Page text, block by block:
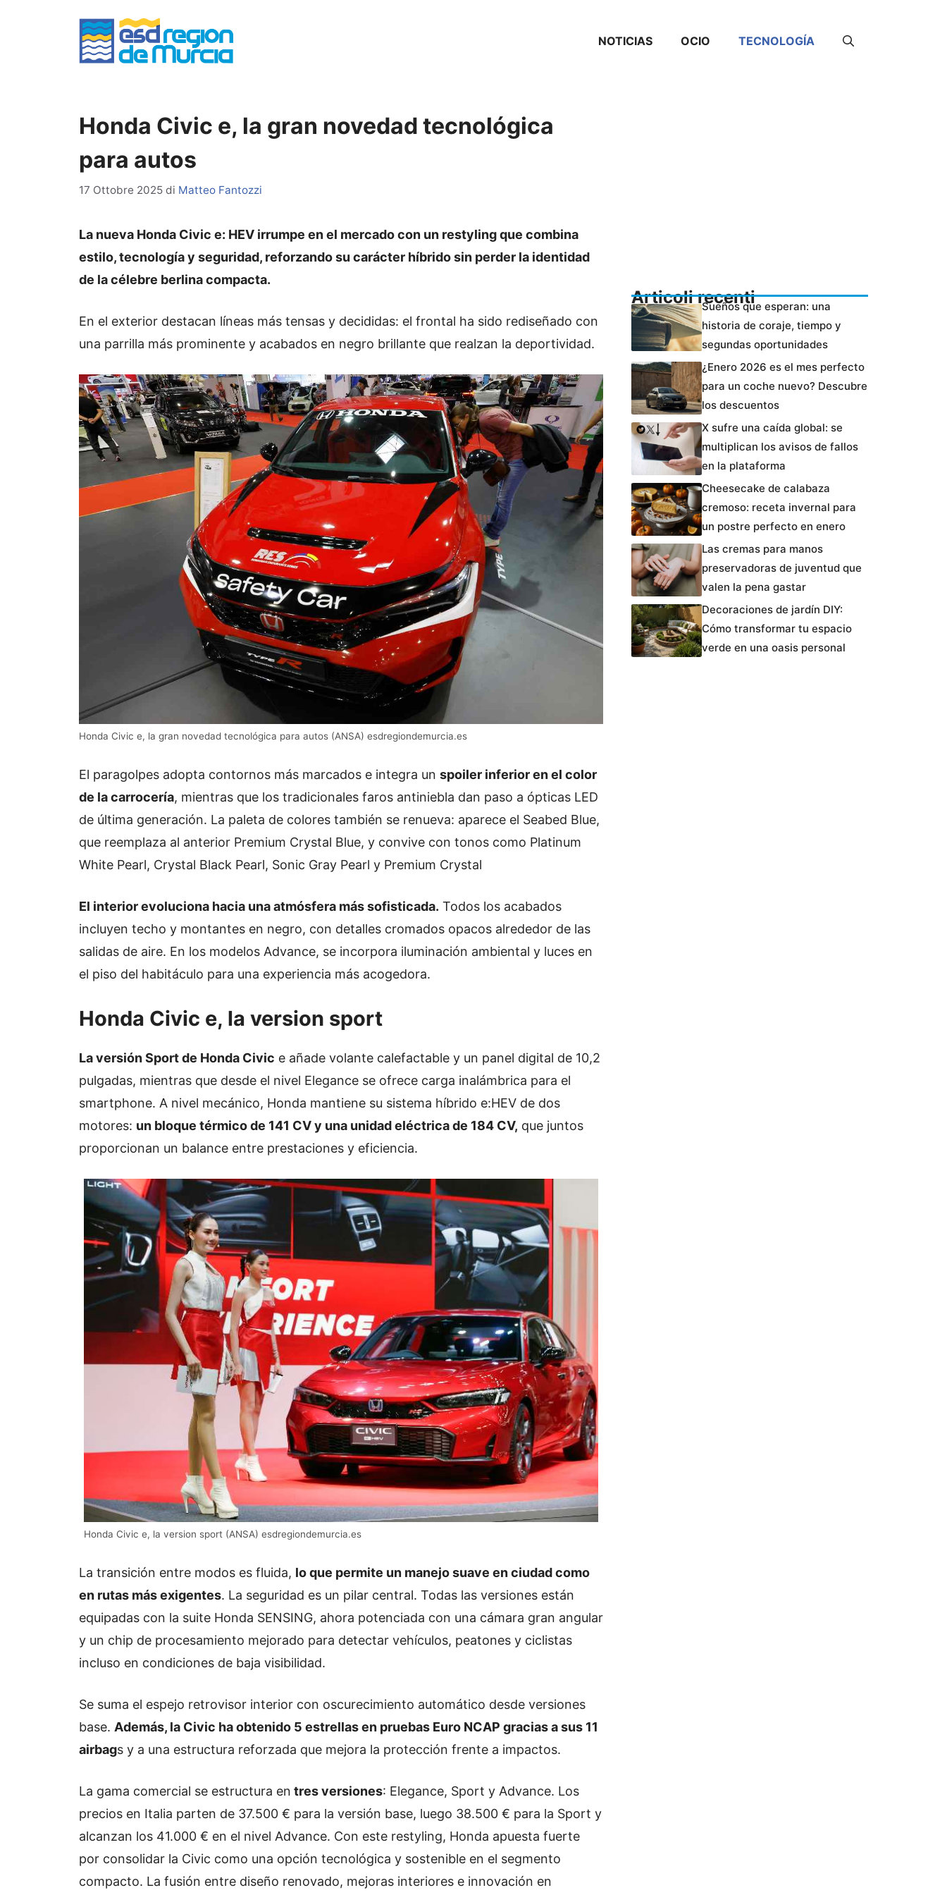
NOTICIAS OCIO TECNOLOGÍA
Honda Civic e, la gran novedad tecnológica
para autos
17 Ottobre 2025 di Matteo Fantozzi
La nueva Honda Civic e: HEV irrumpe en el mercado con un restyling que combina
estilo, tecnología y seguridad, reforzando su carácter híbrido sin perder la identidad
de la célebre berlina compacta.
En el exterior destacan líneas más tensas y decididas: el frontal ha sido rediseñado con
una parrilla más prominente y acabados en negro brillante que realzan la deportividad.
Honda Civic e, la gran novedad tecnológica para autos (ANSA) esdregiondemurcia.es
El paragolpes adopta contornos más marcados e integra un spoiler inferior en el color
de la carrocería, mientras que los tradicionales faros antiniebla dan paso a ópticas LED
de última generación. La paleta de colores también se renueva: aparece el Seabed Blue,
que reemplaza al anterior Premium Crystal Blue, y convive con tonos como Platinum
White Pearl, Crystal Black Pearl, Sonic Gray Pearl y Premium Crystal
El interior evoluciona hacia una atmósfera más sofisticada. Todos los acabados
incluyen techo y montantes en negro, con detalles cromados opacos alrededor de las
salidas de aire. En los modelos Advance, se incorpora iluminación ambiental y luces en
el piso del habitáculo para una experiencia más acogedora.
Honda Civic e, la version sport
La versión Sport de Honda Civic e añade volante calefactable y un panel digital de 10,2
pulgadas, mientras que desde el nivel Elegance se ofrece carga inalámbrica para el
smartphone. A nivel mecánico, Honda mantiene su sistema híbrido e:HEV de dos
motores: un bloque térmico de 141 CV y una unidad eléctrica de 184 CV, que juntos
proporcionan un balance entre prestaciones y eficiencia.
Honda Civic e, la version sport (ANSA) esdregiondemurcia.es
La transición entre modos es fluida, lo que permite un manejo suave en ciudad como
en rutas más exigentes. La seguridad es un pilar central. Todas las versiones están
equipadas con la suite Honda SENSING, ahora potenciada con una cámara gran angular
y un chip de procesamiento mejorado para detectar vehículos, peatones y ciclistas
incluso en condiciones de baja visibilidad.
Se suma el espe­j­o retrovisor interior con oscurecimiento automático desde versiones
base. Además, la Civic ha obtenido 5 estrellas en pruebas Euro NCAP gracias a sus 11
airbags y a una estructura reforzada que mejora la protección frente a impactos.
La gama comercial se estructura en tres versiones: Elegance, Sport y Advance. Los
precios en Italia parten de 37.500 € para la versión base, luego 38.500 € para la Sport y
alcanzan los 41.000 € en el nivel Advance. Con este restyling, Honda apuesta fuerte
por consolidar la Civic como una opción tecnológica y sostenible en el segmento
compacto. La fusión entre diseño renovado, mejoras interiores e innovación en
Articoli recentiSueños que esperan: una
historia de coraje, tiempo y
segundas oportunidades
¿Enero 2026 es el mes perfecto
para un coche nuevo? Descubre
los descuentos
X sufre una caída global: se
multiplican los avisos de fallos
en la plataforma
Cheesecake de calabaza
cremoso: receta invernal para
un postre perfecto en enero
Las cremas para manos
preservadoras de juventud que
valen la pena gastar
Decoraciones de jardín DIY:
Cómo transformar tu espacio
verde en una oasis personal